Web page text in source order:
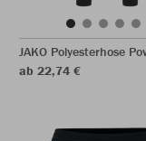
JAKO Polyesterhose
ab 22,74 €